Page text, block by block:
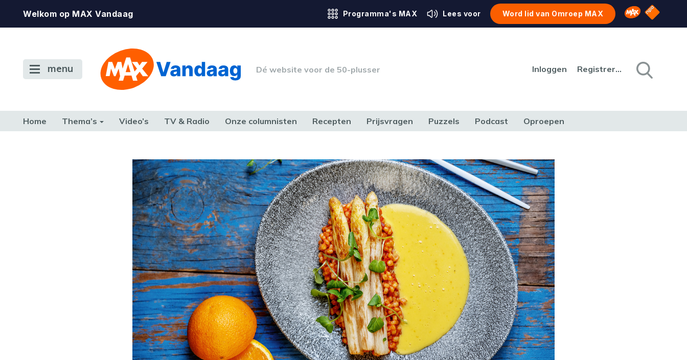
Welkom op MAX Vandaag Programma's MAX Lees voor Word lid van Omroep MAX Omroep MAX
NPO
menu Dé website voor de 50-plusser Inloggen Registreren
Home Thema’s Video’s TV & Radio Onze columnisten Recepten Prijsvragen Puzzels Podcast Oproepen